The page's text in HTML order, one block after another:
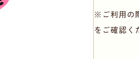
※ご利用の
をご確認く